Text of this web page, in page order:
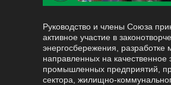
Руководство и члены Союза
активное участие в
энергосбережения, разработке
направленных на качественное
промышленных предприятий,
сектора, жилищно-